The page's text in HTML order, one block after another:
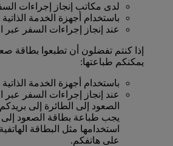
لدى مكاتب إنجاز إجراءات
باستخدام أجهزة الخدمة
عند إنجاز إجراءات السفر عبر
إذا كنتم تفضلون أن تطبعوا بطاقة
يمكنكم طباعتها:
باستخدام أجهزة الخدمة
عند إنجاز إجراءات السفر عبر
الصعود إلى الطائرة إلى
يجب طباعة بطاقة الصعود إلى
استخدامها مثل البطاقة
على هاتفكم.